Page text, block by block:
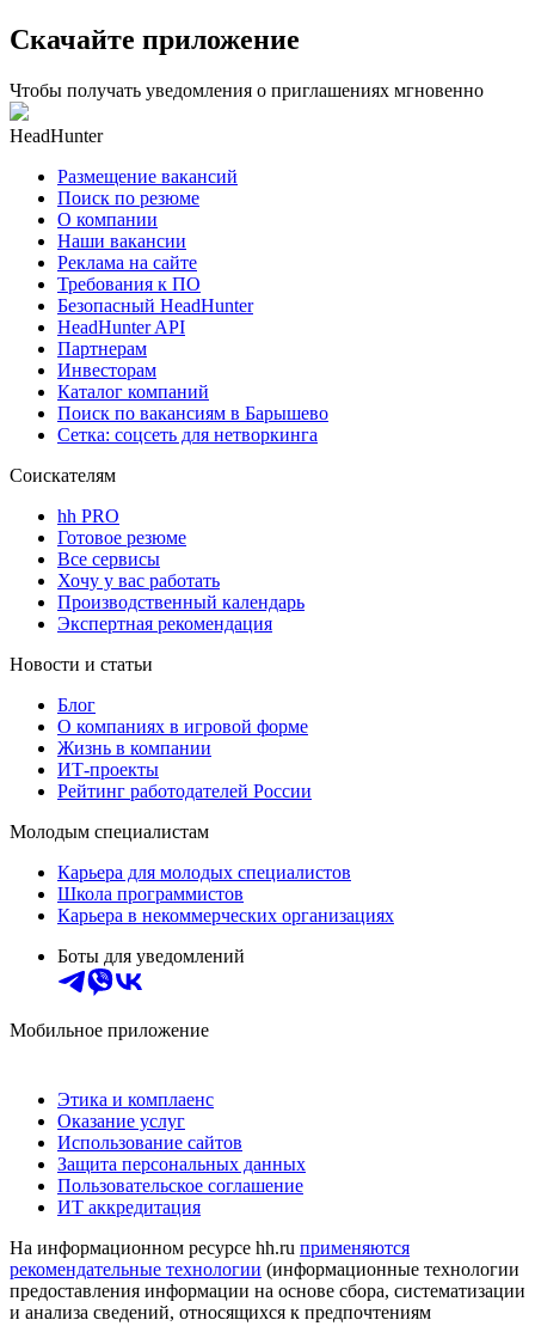
Скачайте приложение
Чтобы получать уведомления о приглашениях мгновенно
HeadHunter
Размещение вакансий
Поиск по резюме
О компании
Наши вакансии
Реклама на сайте
Требования к ПО
Безопасный HeadHunter
HeadHunter API
Партнерам
Инвесторам
Каталог компаний
Поиск по вакансиям в Барышево
Сетка: соцсеть для нетворкинга
Соискателям
hh PRO
Готовое резюме
Все сервисы
Хочу у вас работать
Производственный календарь
Экспертная рекомендация
Новости и статьи
Блог
О компаниях в игровой форме
Жизнь в компании
ИТ-проекты
Рейтинг работодателей России
Молодым специалистам
Карьера для молодых специалистов
Школа программистов
Карьера в некоммерческих организациях
Боты для уведомлений
Мобильное приложение
Этика и комплаенс
Оказание услуг
Использование сайтов
Защита персональных данных
Пользовательское соглашение
ИТ аккредитация
На информационном ресурсе hh.ru применяются
рекомендательные технологии (информационные технологии
предоставления информации на основе сбора, систематизации
и анализа сведений, относящихся к предпочтениям